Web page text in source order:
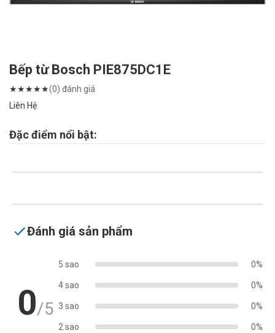
Bếp từ Bosch PIE875DC1E
★★★★★(0) đánh giá
Liên Hệ
Đặc điểm nổi bật:
Đánh giá sản phẩm
0/5
5 sao 0%
4 sao 0%
3 sao 0%
2 sao 0%